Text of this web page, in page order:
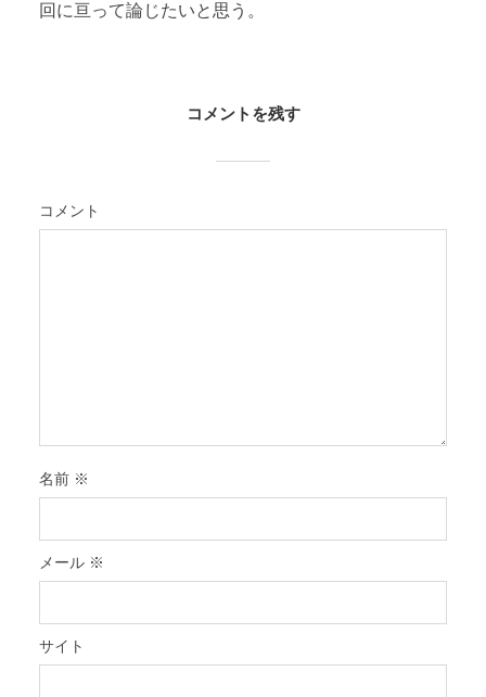
回に亘って論じたいと思う。
コメントを残す
コメント
名前 ※
メール ※
サイト